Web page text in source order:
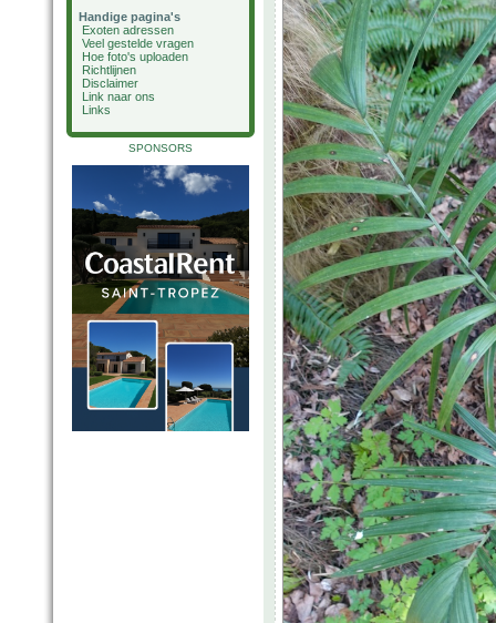
Handige pagina's
Exoten adressen
Veel gestelde vragen
Hoe foto's uploaden
Richtlijnen
Disclaimer
Link naar ons
Links
SPONSORS